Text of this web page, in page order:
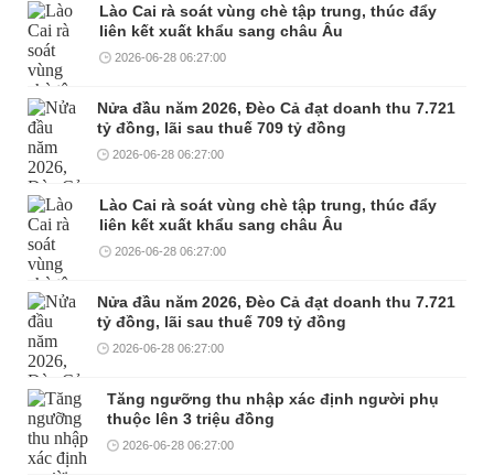
Lào Cai rà soát vùng chè tập trung, thúc đẩy
liên kết xuất khẩu sang châu Âu
2026-06-28 06:27:00
Nửa đầu năm 2026, Đèo Cả đạt doanh thu 7.721
tỷ đồng, lãi sau thuế 709 tỷ đồng
2026-06-28 06:27:00
Lào Cai rà soát vùng chè tập trung, thúc đẩy
liên kết xuất khẩu sang châu Âu
2026-06-28 06:27:00
Nửa đầu năm 2026, Đèo Cả đạt doanh thu 7.721
tỷ đồng, lãi sau thuế 709 tỷ đồng
2026-06-28 06:27:00
Tăng ngưỡng thu nhập xác định người phụ
thuộc lên 3 triệu đồng
2026-06-28 06:27:00